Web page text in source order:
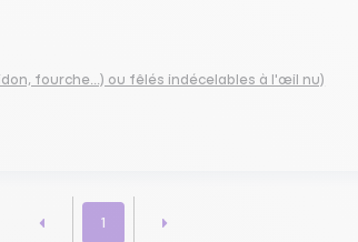
fourche...) ou fêlés indécelables à l'œil nu)
1